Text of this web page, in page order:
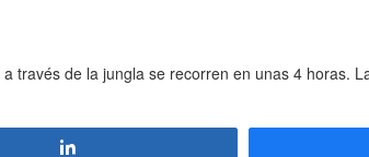
través de la jungla se recorren en unas 4 horas.